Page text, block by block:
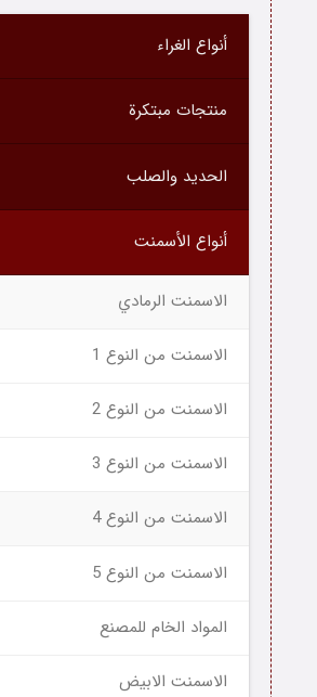
الصفحة الرئيسية
عن شركة
فئة المنتج
بلج
أنواع الغراء
منتجات مبتكرة
الحديد والصلب
أنواع الأسمنت
الاسمنت الرمادي
الاسمنت من النوع 1
الاسمنت من النوع 2
الاسمنت من النوع 3
الاسمنت من النوع 4
الاسمنت من النوع 5
المواد الخام للمصنع
الاسمنت الابيض